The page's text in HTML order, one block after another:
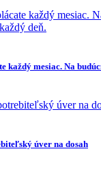
každý mesiac. Na
úver na dosah